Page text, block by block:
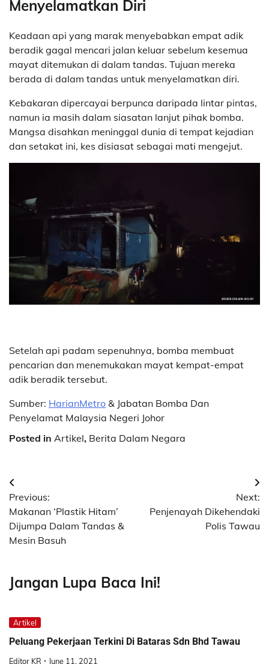
Menyelamatkan Diri
Keadaan api yang marak menyebabkan empat adik
beradik gagal mencari jalan keluar sebelum kesemua
mayat ditemukan di dalam tandas. Tujuan mereka
berada di dalam tandas untuk menyelamatkan diri.
Kebakaran dipercayai berpunca daripada lintar pintas,
namun ia masih dalam siasatan lanjut pihak bomba.
Mangsa disahkan meninggal dunia di tempat kejadian
dan setakat ini, kes disiasat sebagai mati mengejut.
Setelah api padam sepenuhnya, bomba membuat
pencarian dan menemukakan mayat kempat-empat
adik beradik tersebut.
Sumber: HarianMetro & Jabatan Bomba Dan
Penyelamat Malaysia Negeri Johor
Posted in Artikel, Berita Dalam Negara
Post
navigation
Previous:
Makanan ‘Plastik Hitam’
Dijumpa Dalam Tandas &
Mesin Basuh
Next:
Penjenayah Dikehendaki
Polis Tawau
Jangan Lupa Baca Ini!
Artikel
Peluang Pekerjaan Terkini Di Bataras Sdn Bhd Tawau
Editor KR June 11, 2021